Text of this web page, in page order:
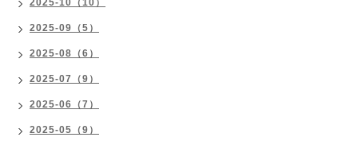
2025-10（10）
2025-09（5）
2025-08（6）
2025-07（9）
2025-06（7）
2025-05（9）